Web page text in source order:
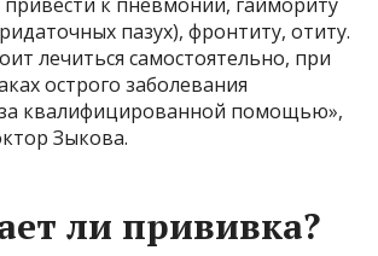
пазух), фронтиту, отиту.
лечиться самостоятельно, при
острого заболевания
квалифицированной помощью»,
Зыкова.
ли прививка?